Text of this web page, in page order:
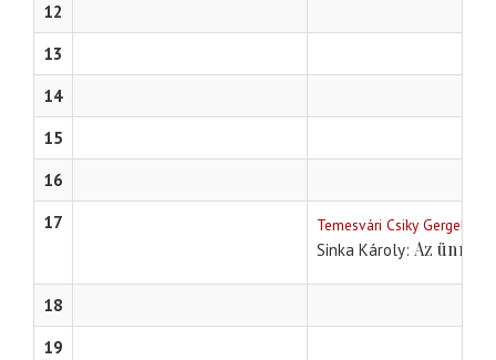
12
13
14
15
16
17
Temesvári Csiky Gergely
Sinka Károly Az
18
19